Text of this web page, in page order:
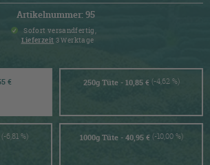
Artikelnummer: 95
Sofort versandfertig,
Lieferzeit 3 Werktage
€ 250g Tüte - 10,85 € (-4,62 %)
(-6,81 %) 1000g Tüte - 40,95 € (-10,00 %)